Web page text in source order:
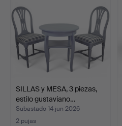
SILLAS y MESA, 3 piezas,
estilo gustaviano…
Subastado 14 jun 2026
2 pujas